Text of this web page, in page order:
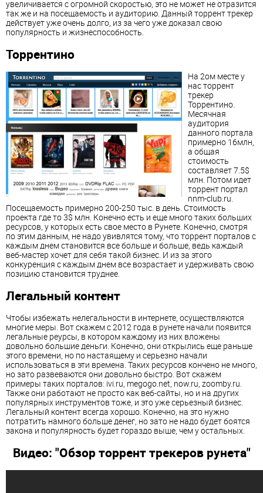
увеличивается с огромной скоростью, это не может не отразится
так же и на посещаемость и аудиторию. Данный торрент трекер
действует уже очень долго, из за чего уже доказал свою
популярность и жизнеспособность.
Торрентино
На 2ом месте у
нас торрент
трекер
Торрентино.
Месячная
аудитория
данного портала
примерно 16млн,
а общая
стоимость
составляет 7.5$
млн. Потом идет
торрент портал
nnm-club.ru.
Посещаемость примерно 200-250 тыс. в день. Стоимость
проекта где то 3$ млн. Конечно есть и еще много таких больших
ресурсов, у которых есть свое место в Рунете. Конечно, смотря
по этим данным, не надо увивлятся тому, что торрент порталов с
каждым днем становится все больше и больше, ведь каждый
веб-мастер хочет для себя такой бизнес. И из за этого
конкуренция с каждым днем все возрастает и удерживать свою
позицию становится труднее.
Легальный контент
Чтобы избежать нелегальности в интернете, осуществляются
многие меры. Вот скажем с 2012 года в рунете начали появится
легальные реурсы, в котором каждому из них вложены
довольно большие деньги. Конечно, они открылись еще раньше
этого времени, но по настаящему и серьезно начали
использоваться в эти времена. Таких ресурсов кончено не много,
но зато развеваются они довольно быстро. Вот скажем
примеры таких порталов: ivi.ru, megogo.net, now.ru, zoomby.ru.
Также они работают не просто как веб-сайты, но и на других
популярных инструментов тоже, и это уже серьезный бизнес.
Легальный контент всегда хорошо. Конечно, на это нужно
потратить намного больше денег, но зато не надо будет боятся
закона и популярность будет гораздо выше, чем у остальных.
Видео: "Обзор торрент трекеров рунета"